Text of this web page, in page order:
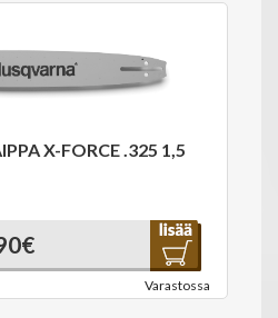
X-FORCE .325 1,5
Varastossa